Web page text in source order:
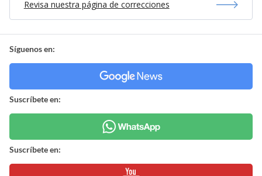
Revisa nuestra página de correcciones
Síguenos en:
Suscríbete en:
Suscríbete en: